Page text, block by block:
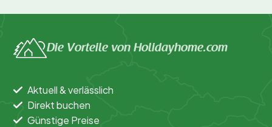
Die Vorteile von Holidayhome.com
Aktuell & verlässlich
Direkt buchen
Günstige Preise